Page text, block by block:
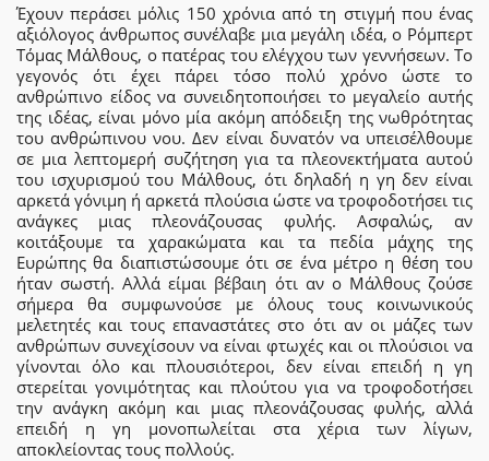
Έχουν περάσει μόλις 150 χρόνια από τη στιγμή που ένας
αξιόλογος άνθρωπος συνέλαβε μια μεγάλη ιδέα, ο Ρόμπερτ
Τόμας Μάλθους, ο πατέρας του ελέγχου των γεννήσεων. Το
γεγονός ότι έχει πάρει τόσο πολύ χρόνο ώστε το
ανθρώπινο είδος να συνειδητοποιήσει το μεγαλείο αυτής
της ιδέας, είναι μόνο μία ακόμη απόδειξη της νωθρότητας
του ανθρώπινου νου. Δεν είναι δυνατόν να υπεισέλθουμε
σε μια λεπτομερή συζήτηση για τα πλεονεκτήματα αυτού
του ισχυρισμού του Μάλθους, ότι δηλαδή η γη δεν είναι
αρκετά γόνιμη ή αρκετά πλούσια ώστε να τροφοδοτήσει τις
ανάγκες μιας πλεονάζουσας φυλής. Ασφαλώς, αν
κοιτάξουμε τα χαρακώματα και τα πεδία μάχης της
Ευρώπης θα διαπιστώσουμε ότι σε ένα μέτρο η θέση του
ήταν σωστή. Αλλά είμαι βέβαιη ότι αν ο Μάλθους ζούσε
σήμερα θα συμφωνούσε με όλους τους κοινωνικούς
μελετητές και τους επαναστάτες στο ότι αν οι μάζες των
ανθρώπων συνεχίσουν να είναι φτωχές και οι πλούσιοι να
γίνονται όλο και πλουσιότεροι, δεν είναι επειδή η γη
στερείται γονιμότητας και πλούτου για να τροφοδοτήσει
την ανάγκη ακόμη και μιας πλεονάζουσας φυλής, αλλά
επειδή η γη μονοπωλείται στα χέρια των λίγων,
αποκλείοντας τους πολλούς.